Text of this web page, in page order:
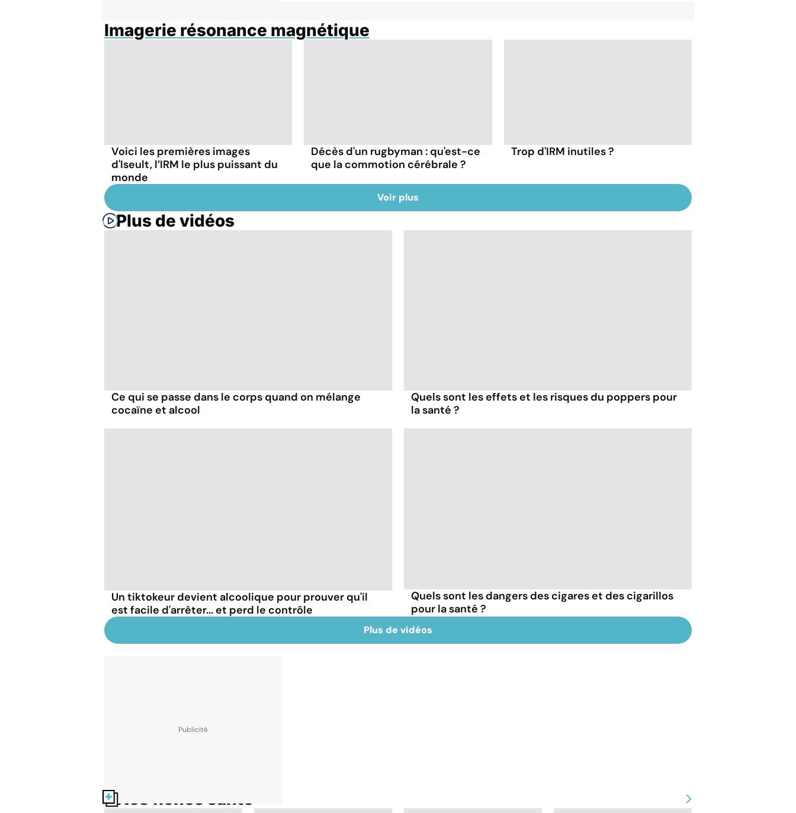
Imagerie résonance magnétique
Voici les premières images
d'Iseult, l’IRM le plus puissant du
monde
Décès d'un rugbyman : qu'est-ce
que la commotion cérébrale ?
Trop d'IRM inutiles ?
Voir plus
Plus de vidéos
Ce qui se passe dans le corps quand on mélange
cocaïne et alcool
Quels sont les effets et les risques du poppers pour
la santé ?
Un tiktokeur devient alcoolique pour prouver qu'il
est facile d'arrêter... et perd le contrôle
Quels sont les dangers des cigares et des cigarillos
pour la santé ?
Plus de vidéos
Nos fiches santé